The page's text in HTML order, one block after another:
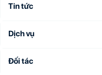
Tin tức
Dịch vụ
Đối tác